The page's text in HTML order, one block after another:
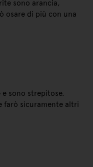
sono arancia,
osare di più con una
sono strepitose.
farò sicuramente altri